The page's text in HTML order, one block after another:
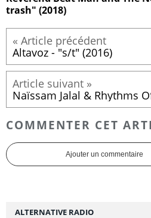
trash" (2018)
Altavoz - "s/t" (2016)
COMMENTER CET
Ajouter un commentaire
ALTERNATIVE RADIO